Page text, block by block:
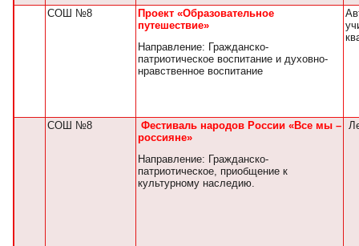
СОШ №8
Проект «Образовательное
путешествие»
Направление: Гражданско-
патриотическое воспитание и духовно-
нравственное воспитание
СОШ №8
Фестиваль народов России «Все мы –
россияне»
Направление: Гражданско-
патриотическое, приобщение к
культурному наследию.